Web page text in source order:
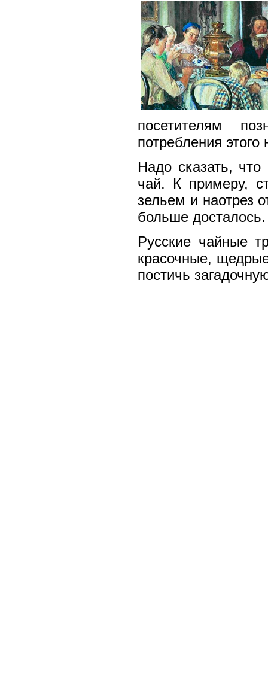
посетителям
потребления этого
Надо сказать,
чай. К примеру,
зельем и наотрез
больше досталось.
Русские чайные
красочные,
постичь